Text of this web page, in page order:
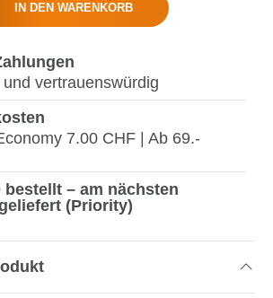
IN DEN WARENKORB
vertrauenswürdig
7.00 CHF | Ab 69.-
bestellt – am nächsten
(Priority)